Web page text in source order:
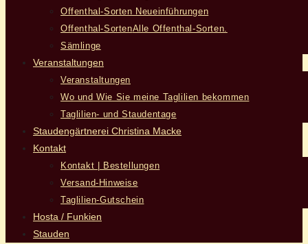
Offenthal-Sorten Neueinführungen
Offenthal-SortenAlle Offenthal-Sorten.
Sämlinge
Veranstaltungen
Veranstaltungen
Wo und Wie Sie meine Taglilien bekommen
Taglilien- und Staudentage
Staudengärtnerei Christina Macke
Kontakt
Kontakt | Bestellungen
Versand-Hinweise
Taglilien-Gutschein
Hosta / Funkien
Stauden